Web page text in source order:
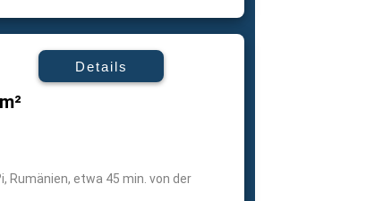
Details
Rumänien, etwa 45 min. von der